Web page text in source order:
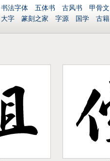
书法字体 五体书 古风书 甲骨文
大字 篆刻之家 字源 国学 古籍